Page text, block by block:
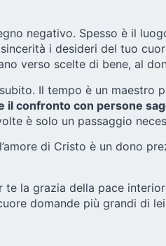
negativo. Spesso è il
i desideri del tuo
verso scelte di bene, al
Il tempo è un maestro
il confronto con persone
è solo un passaggio
di Cristo è un dono
te la grazia della pace
domande più grandi di